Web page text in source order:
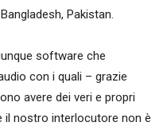
Pakistan.
software che
con i quali – grazie
avere dei veri e propri
il nostro interlocutore non è